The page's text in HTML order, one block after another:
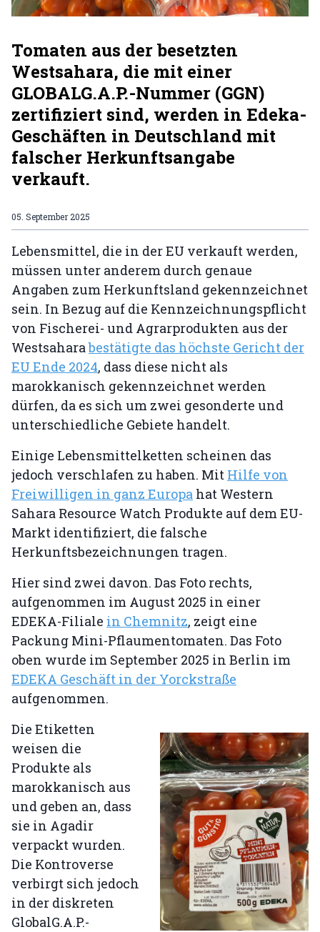
Tomaten aus der besetzten
Westsahara, die mit einer
GLOBALG.A.P.-Nummer (GGN)
zertifiziert sind, werden in Edeka-
Geschäften in Deutschland mit
falscher Herkunftsangabe
verkauft.
05. September 2025
Lebensmittel, die in der EU verkauft werden,
müssen unter anderem durch genaue
Angaben zum Herkunftsland gekennzeichnet
sein. In Bezug auf die Kennzeichnungspflicht
von Fischerei- und Agrarprodukten aus der
Westsaharabestätigte das höchste Gericht der
EU Ende 2024, dass diese nicht als
marokkanisch gekennzeichnet werden
dürfen, da es sich um zwei gesonderte und
unterschiedliche Gebiete handelt.
Einige Lebensmittelketten scheinen das
jedoch verschlafen zu haben. Mit Hilfe von
Freiwilligen in ganz Europa hat Western
Sahara Resource Watch Produkte auf dem EU-
Markt identifiziert, die falsche
Herkunftsbezeichnungen tragen.
Hier sind zwei davon. Das Foto rechts,
aufgenommen im August 2025 in einer
EDEKA-Filiale in Chemnitz, zeigt eine
Packung Mini-Pflaumentomaten. Das Foto
oben wurde im September 2025 in Berlin im
EDEKA Geschäft in der Yorckstraße
aufgenommen.
Die Etiketten
weisen die
Produkte als
marokkanisch aus
und geben an, dass
sie in Agadir
verpackt wurden.
Die Kontroverse
verbirgt sich jedoch
in der diskreten
GlobalG.A.P.-